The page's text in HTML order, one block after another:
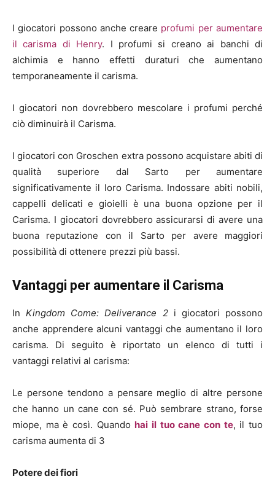
I giocatori possono anche creare profumi per aumentare
il carisma di Henry. I profumi si creano ai banchi di
alchimia e hanno effetti duraturi che aumentano
temporaneamente il carisma.
I giocatori non dovrebbero mescolare i profumi perché
ciò diminuirà il Carisma.
I giocatori con Groschen extra possono acquistare abiti di
qualità superiore dal Sarto per aumentare
significativamente il loro Carisma. Indossare abiti nobili,
cappelli delicati e gioielli è una buona opzione per il
Carisma. I giocatori dovrebbero assicurarsi di avere una
buona reputazione con il Sarto per avere maggiori
possibilità di ottenere prezzi più bassi.
Vantaggi per aumentare il Carisma
InKingdom Come: Deliverance 2i giocatori possono
anche apprendere alcuni vantaggi che aumentano il loro
carisma. Di seguito è riportato un elenco di tutti i
vantaggi relativi al carisma:
Le persone tendono a pensare meglio di altre persone
che hanno un cane con sé. Può sembrare strano, forse
miope, ma è così. Quando hai il tuo cane con te, il tuo
carisma aumenta di 3
Potere dei fiori